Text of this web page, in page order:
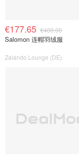
€177.65 €400.00
Salomon 连帽羽绒服
Zalando Lounge (DE)